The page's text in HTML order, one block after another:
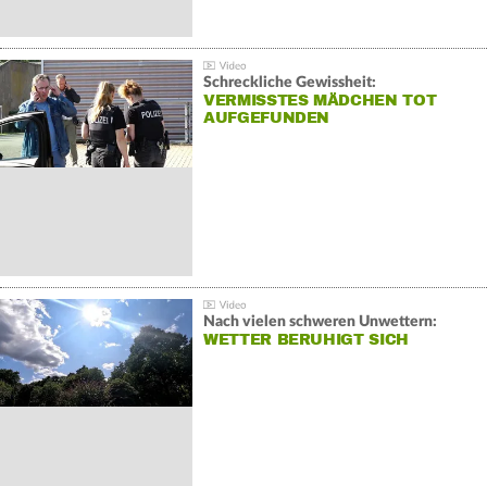
Schreckliche Gewissheit:
VERMISSTES MÄDCHEN TOT
AUFGEFUNDEN
Nach vielen schweren Unwettern:
WETTER BERUHIGT SICH